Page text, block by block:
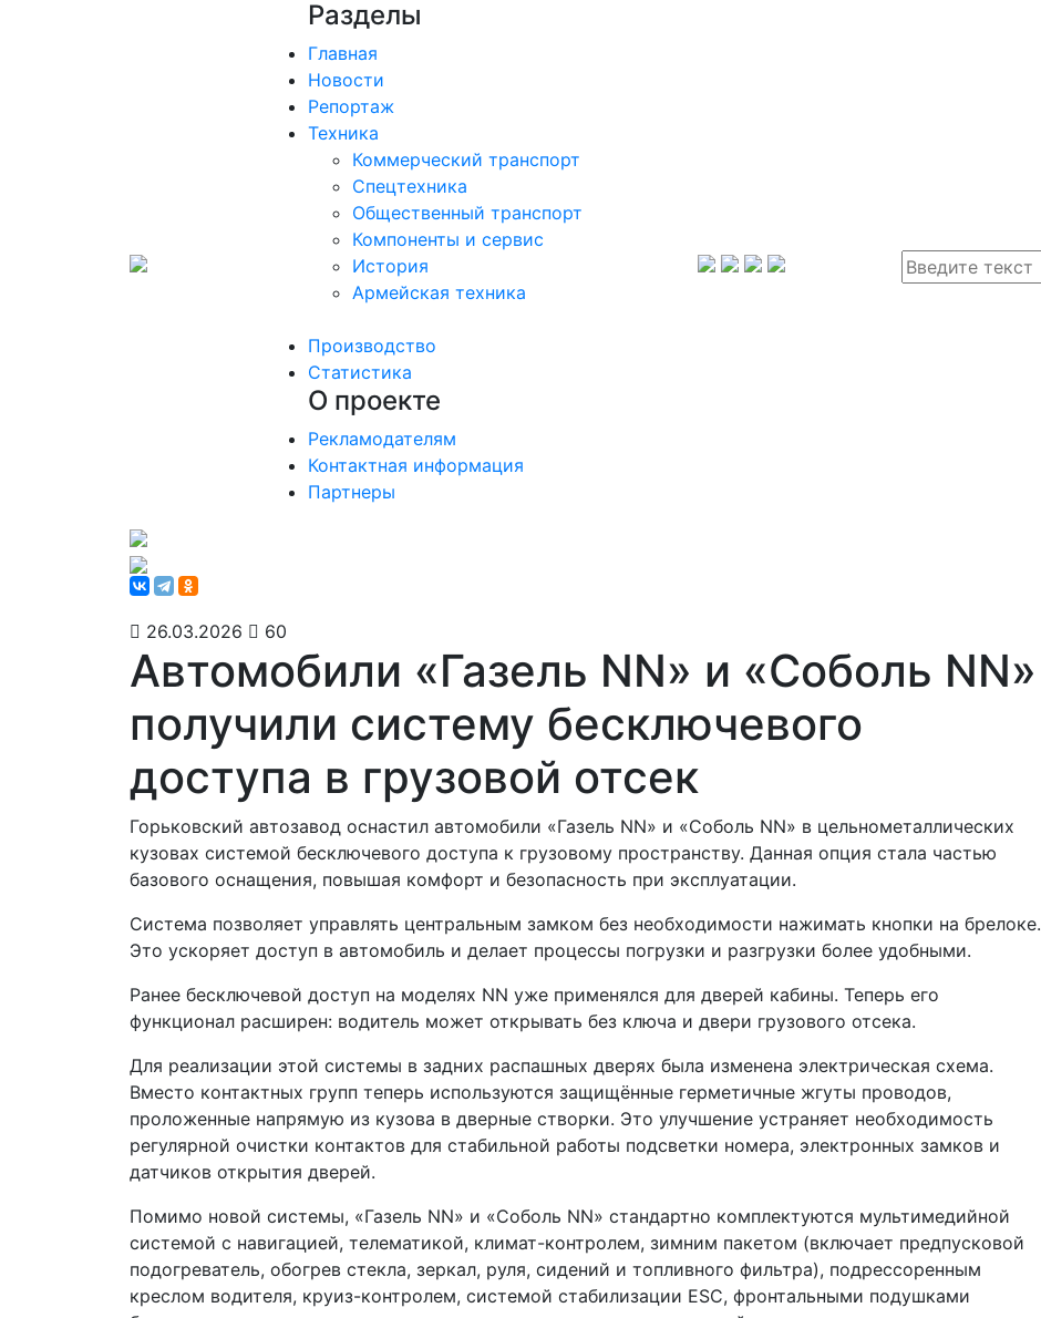
Разделы
Главная
Новости
Репортаж
Техника
Коммерческий транспорт
Спецтехника
Общественный транспорт
Компоненты и сервис
История
Армейская техника
Производство
Статистика
О проекте
Рекламодателям
Контактная информация
Партнеры
26.03.2026 60
Автомобили «Газель NN» и «Соболь NN»
получили систему бесключевого
доступа в грузовой отсек
Горьковский автозавод оснастил автомобили «Газель NN» и «Соболь NN» в цельнометаллических
кузовах системой бесключевого доступа к грузовому пространству. Данная опция стала частью
базового оснащения, повышая комфорт и безопасность при эксплуатации.
Система позволяет управлять центральным замком без необходимости нажимать кнопки на брелоке.
Это ускоряет доступ в автомобиль и делает процессы погрузки и разгрузки более удобными.
Ранее бесключевой доступ на моделях NN уже применялся для дверей кабины. Теперь его
функционал расширен: водитель может открывать без ключа и двери грузового отсека.
Для реализации этой системы в задних распашных дверях была изменена электрическая схема.
Вместо контактных групп теперь используются защищённые герметичные жгуты проводов,
проложенные напрямую из кузова в дверные створки. Это улучшение устраняет необходимость
регулярной очистки контактов для стабильной работы подсветки номера, электронных замков и
датчиков открытия дверей.
Помимо новой системы, «Газель NN» и «Соболь NN» стандартно комплектуются мультимедийной
системой с навигацией, телематикой, климат-контролем, зимним пакетом (включает предпусковой
подогреватель, обогрев стекла, зеркал, руля, сидений и топливного фильтра), подрессоренным
креслом водителя, круиз-контролем, системой стабилизации ESC, фронтальными подушками